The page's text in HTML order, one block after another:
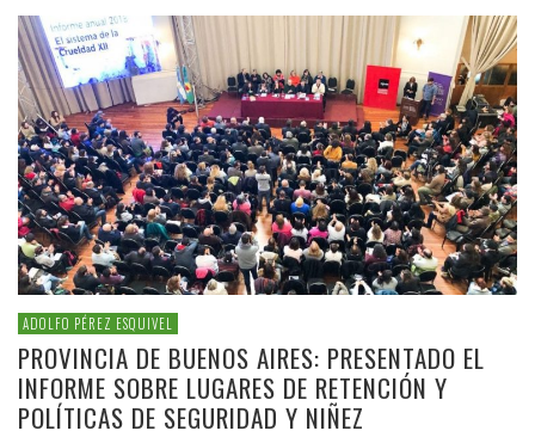
ADOLFO PÉREZ ESQUIVEL
PROVINCIA DE BUENOS AIRES: PRESENTADO EL
INFORME SOBRE LUGARES DE RETENCIÓN Y
POLÍTICAS DE SEGURIDAD Y NIÑEZ